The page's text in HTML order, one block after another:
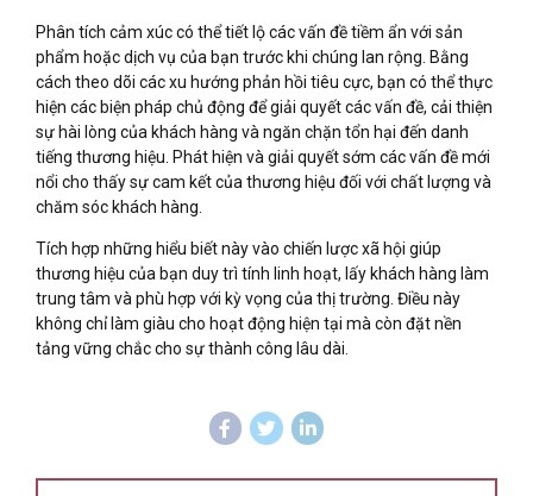
Phân tích cảm xúc có thể tiết lộ các vấn đề tiềm ẩn với sản
phẩm hoặc dịch vụ của bạn trước khi chúng lan rộng. Bằng
cách theo dõi các xu hướng phản hồi tiêu cực, bạn có thể thực
hiện các biện pháp chủ động để giải quyết các vấn đề, cải thiện
sự hài lòng của khách hàng và ngăn chặn tổn hại đến danh
tiếng thương hiệu. Phát hiện và giải quyết sớm các vấn đề mới
nổi cho thấy sự cam kết của thương hiệu đối với chất lượng và
chăm sóc khách hàng.
Tích hợp những hiểu biết này vào chiến lược xã hội giúp
thương hiệu của bạn duy trì tính linh hoạt, lấy khách hàng làm
trung tâm và phù hợp với kỳ vọng của thị trường. Điều này
không chỉ làm giàu cho hoạt động hiện tại mà còn đặt nền
tảng vững chắc cho sự thành công lâu dài.